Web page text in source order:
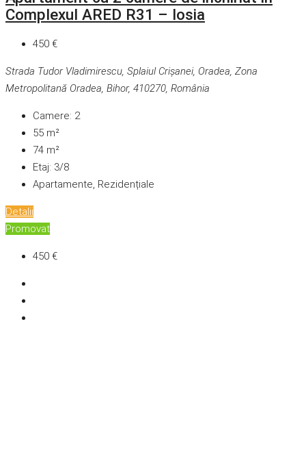
Complexul ARED R31 – Iosia
450 €
Strada Tudor Vladimirescu, Splaiul Crișanei, Oradea, Zona
Metropolitană Oradea, Bihor, 410270, România
Camere: 2
55 m²
74 m²
Etaj: 3/8
Apartamente, Rezidențiale
Detalii
Promovat
450 €